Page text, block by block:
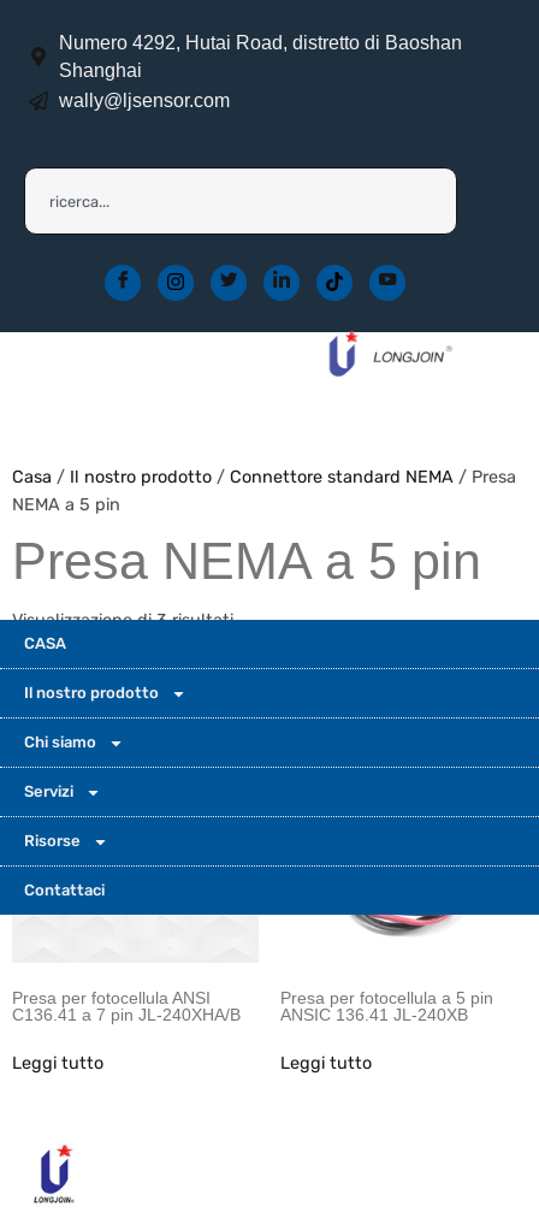
Numero 4292, Hutai Road, distretto di Baoshan
Shanghai
wally@ljsensor.com
CASA
Il nostro prodotto
Chi siamo
Servizi
Risorse
Contattaci
Casa / Il nostro prodotto / Connettore standard NEMA / Presa
NEMA a 5 pin
Presa NEMA a 5 pin
Visualizzazione di 3 risultati
Presa per fotocellula ANSI
C136.41 a 7 pin JL-240XHA/B
Leggi tutto
Presa per fotocellula a 5 pin
ANSIC 136.41 JL-240XB
Leggi tutto